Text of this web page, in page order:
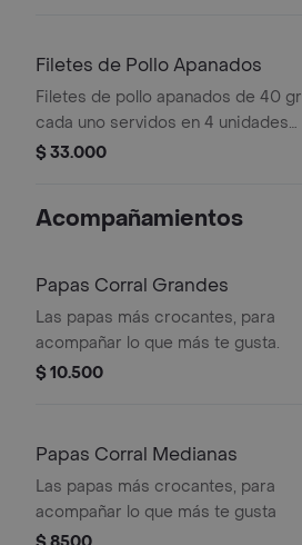
Filetes de Pollo Apanados
Filetes de pollo apanados de 40 gr
cada uno servidos en 4 unidades
acompañados de miel mostaza
$ 33.000
Acompañamientos
Papas Corral Grandes
Las papas más crocantes, para
acompañar lo que más te gusta.
$ 10.500
Papas Corral Medianas
Las papas más crocantes, para
acompañar lo que más te gusta